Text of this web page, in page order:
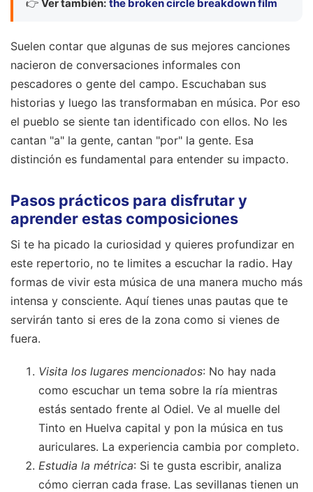
Suelen contar que algunas de sus mejores canciones
nacieron de conversaciones informales con
pescadores o gente del campo. Escuchaban sus
historias y luego las transformaban en música. Por eso
el pueblo se siente tan identificado con ellos. No les
cantan "a" la gente, cantan "por" la gente. Esa
distinción es fundamental para entender su impacto.
aprender estas composiciones
Si te ha picado la curiosidad y quieres profundizar en
este repertorio, no te limites a escuchar la radio. Hay
formas de vivir esta música de una manera mucho más
intensa y consciente. Aquí tienes unas pautas que te
servirán tanto si eres de la zona como si vienes de
fuera.
como escuchar un tema sobre la ría mientras
estás sentado frente al Odiel. Ve al muelle del
Tinto en Huelva capital y pon la música en tus
auriculares. La experiencia cambia por completo.
Estudia la métrica: Si te gusta escribir, analiza
cómo cierran cada frase. Las sevillanas tienen un
ritmo de 3/4 que es adictivo. Intenta encajar tus